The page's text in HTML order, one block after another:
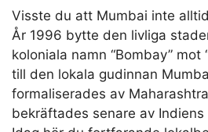
rickshawresa bort från
att ansluta till äventyret?
Mumbai: Där
Möter